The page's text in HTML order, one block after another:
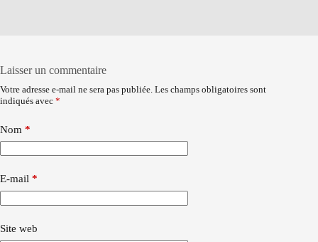
Laisser un commentaire
Votre adresse e-mail ne sera pas publiée. Les champs obligatoires sont
indiqués avec *
Nom *
E-mail *
Site web